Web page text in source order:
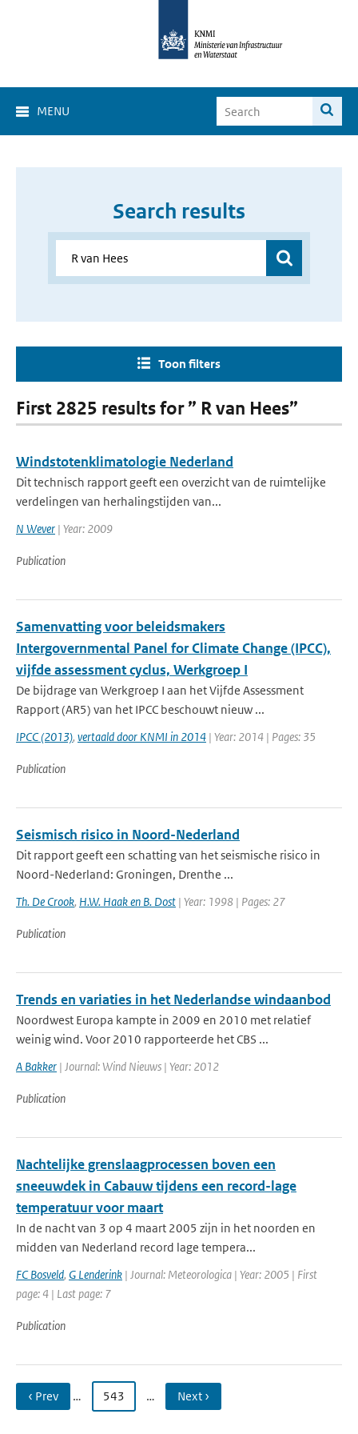
MENU
Search results
Toon filters
First 2825 results for ” R van Hees”
Windstotenklimatologie Nederland
Dit technisch rapport geeft een overzicht van de ruimtelijke
verdelingen van herhalingstijden van...
N Wever | Year: 2009
Publication
Samenvatting voor beleidsmakers
Intergovernmental Panel for Climate Change (IPCC),
vijfde assessment cyclus, Werkgroep I
De bijdrage van Werkgroep I aan het Vijfde Assessment
Rapport (AR5) van het IPCC beschouwt nieuw ...
IPCC (2013), vertaald door KNMI in 2014 | Year: 2014 | Pages: 35
Publication
Seismisch risico in Noord-Nederland
Dit rapport geeft een schatting van het seismische risico in
Noord-Nederland: Groningen, Drenthe ...
Th. De Crook, H.W. Haak en B. Dost | Year: 1998 | Pages: 27
Publication
Trends en variaties in het Nederlandse windaanbod
Noordwest Europa kampte in 2009 en 2010 met relatief
weinig wind. Voor 2010 rapporteerde het CBS ...
A Bakker | Journal: Wind Nieuws | Year: 2012
Publication
Nachtelijke grenslaagprocessen boven een
sneeuwdek in Cabauw tijdens een record-lage
temperatuur voor maart
In de nacht van 3 op 4 maart 2005 zijn in het noorden en
midden van Nederland record lage tempera...
FC Bosveld, G Lenderink | Journal: Meteorologica | Year: 2005 | First
page: 4 | Last page: 7
Publication
‹ Prev … 543 … Next ›